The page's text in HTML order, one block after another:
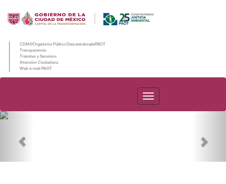
CDMX/Organismo Público Descentralizado/PAOT
Transparencia
Trámites y Servicios
Atención Ciudadana
Web e-mail PAOT
PAOT